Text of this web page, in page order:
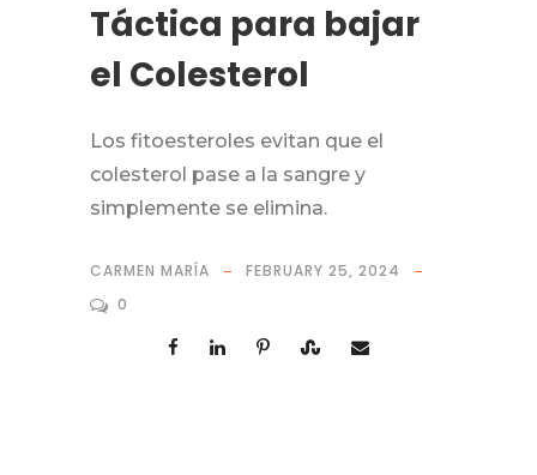
Táctica para bajar
el Colesterol
Los fitoesteroles evitan que el
colesterol pase a la sangre y
simplemente se elimina.
CARMEN MARÍA
FEBRUARY 25, 2024
0